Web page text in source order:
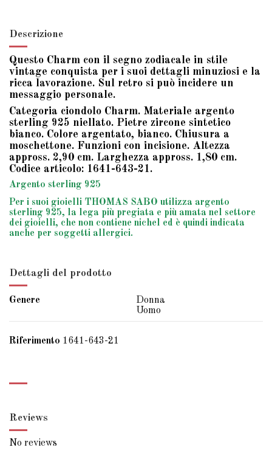
Descrizione
Questo Charm con il segno zodiacale in stile
vintage conquista per i suoi dettagli minuziosi e la
ricca lavorazione. Sul retro si può incidere un
messaggio personale.
Categoria ciondolo Charm. Materiale argento
sterling 925 niellato. Pietre zircone sintetico
bianco. Colore argentato, bianco. Chiusura a
moschettone. Funzioni con incisione. Altezza
appross. 2,90 cm. Larghezza appross. 1,80 cm.
Codice articolo: 1641-643-21.
Argento sterling 925
Per i suoi gioielli THOMAS SABO utilizza argento
sterling 925, la lega più pregiata e più amata nel settore
dei gioielli, che non contiene nichel ed è quindi indicata
anche per soggetti allergici.
Dettagli del prodotto
Genere
Donna
Uomo
Riferimento 1641-643-21
Reviews
No reviews